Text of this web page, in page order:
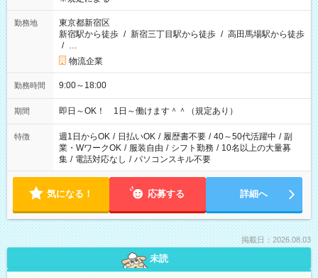
勤務地
東京都新宿区
新宿駅から徒歩 / 新宿三丁目駅から徒歩 / 高田馬場駅から徒歩
/ …
物流企業
勤務時間 9:00～18:00
期間 即日～OK！ 1日～働けます＾＾（規定あり）
特徴 週1日からOK / 日払いOK / 履歴書不要 / 40～50代活躍中 / 副
業・WワークOK / 服装自由 / シフト勤務 / 10名以上の大量募
集 / 電話対応なし / パソコンスキル不要
気になる！ 応募する 詳細へ
掲載日：2026.08.03
未読